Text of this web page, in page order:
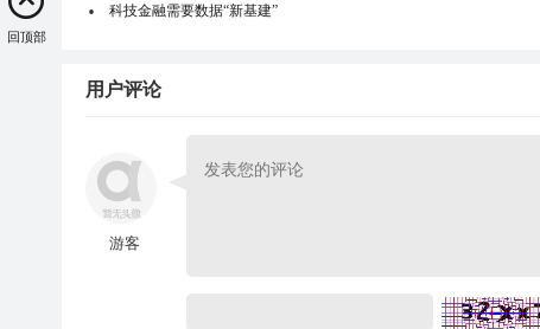
科技金融需要数据“新基建”
用户评论
游客
回顶部